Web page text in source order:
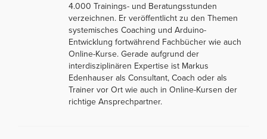
4.000 Trainings- und Beratungsstunden
verzeichnen. Er veröffentlicht zu den Themen
systemisches Coaching und Arduino-
Entwicklung fortwährend Fachbücher wie auch
Online-Kurse. Gerade aufgrund der
interdisziplinären Expertise ist Markus
Edenhauser als Consultant, Coach oder als
Trainer vor Ort wie auch in Online-Kursen der
richtige Ansprechpartner.